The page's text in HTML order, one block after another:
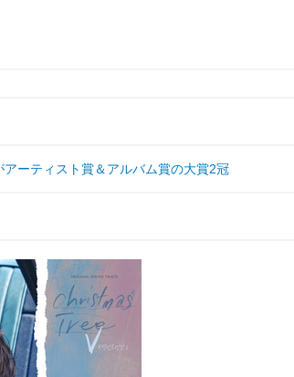
ーティスト賞＆アルバム賞の大賞2冠